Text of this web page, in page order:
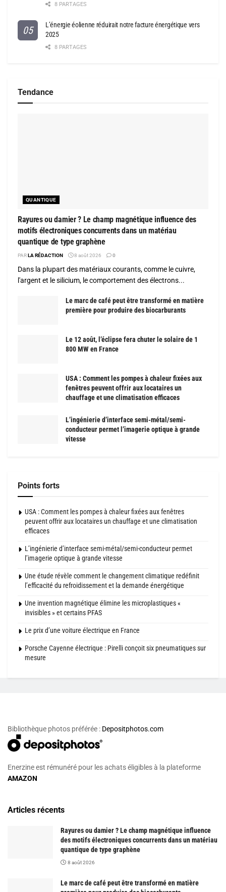
8 PARTAGES
L’énergie éolienne réduirait notre facture énergétique vers
2025
8 PARTAGES
Tendance
QUANTIQUE
Rayures ou damier ? Le champ magnétique influence des
motifs électroniques concurrents dans un matériau
quantique de type graphène
PARLA RÉDACTION 8 août 2026 0
Dans la plupart des matériaux courants, comme le cuivre,
l'argent et le silicium, le comportement des électrons...
Le marc de café peut être transformé en matière
première pour produire des biocarburants
Le 12 août, l’éclipse fera chuter le solaire de 1
800 MW en France
USA : Comment les pompes à chaleur fixées aux
fenêtres peuvent offrir aux locataires un
chauffage et une climatisation efficaces
L’ingénierie d’interface semi-métal/semi-
conducteur permet l’imagerie optique à grande
vitesse
Points forts
USA : Comment les pompes à chaleur fixées aux fenêtres
peuvent offrir aux locataires un chauffage et une climatisation
efficaces
L’ingénierie d’interface semi-métal/semi-conducteur permet
l’imagerie optique à grande vitesse
Une étude révèle comment le changement climatique redéfinit
l’efficacité du refroidissement et la demande énergétique
Une invention magnétique élimine les microplastiques «
invisibles » et certains PFAS
Le prix d’une voiture électrique en France
Porsche Cayenne électrique : Pirelli conçoit six pneumatiques sur
mesure
Bibliothèque photos préférée : Depositphotos.com
Enerzine est rémunéré pour les achats éligibles à la plateforme
AMAZON
Articles récents
Rayures ou damier ? Le champ magnétique influence
des motifs électroniques concurrents dans un matériau
quantique de type graphène
8 août 2026
Le marc de café peut être transformé en matière